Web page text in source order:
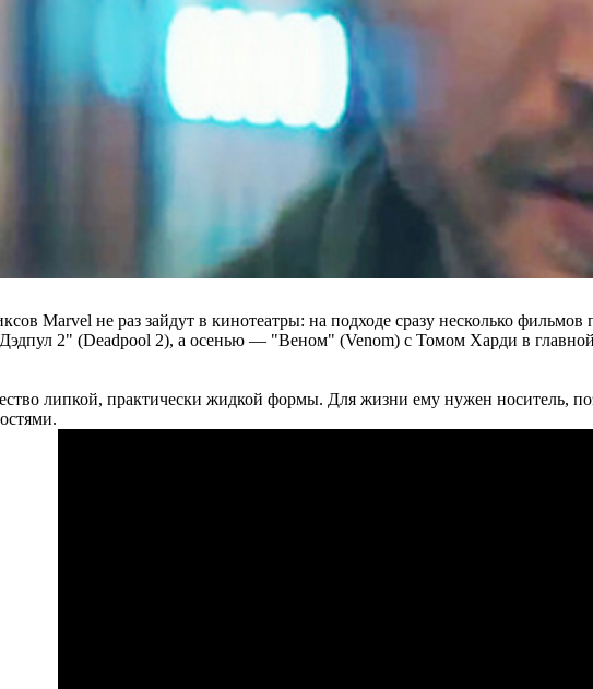
Marvel не раз зайдут в кинотеатры: на подходе сразу несколько
2" (Deadpool 2), а осенью — "Веном" (Venom) с Томом Харди в главной
липкой, практически жидкой формы. Для жизни ему нужен носитель,